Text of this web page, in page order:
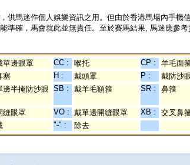
供馬迷作個人娛樂資訊之用。但由於香港馬場內手
準確，馬會就此並無責任。至於賽馬結果, 馬迷應參考
單邊眼罩 CC : 喉托 CP :
羊毛面
塞 H : 戴頭罩 P :
戴防沙
邊半掩防沙眼 SB : 戴羊毛額箍 SR : 鼻箍
縫眼罩 VO : 戴單邊開縫眼罩 XB :
交叉鼻
"-" : 除去